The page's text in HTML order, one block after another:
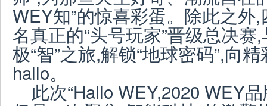
WEY知”的惊喜彩蛋。除此之外
名真正的“头号玩家”晋级总决
极“智”之旅,解锁“地球密码”,向
hallo。
此次“Hallo WEY,2020 WEY